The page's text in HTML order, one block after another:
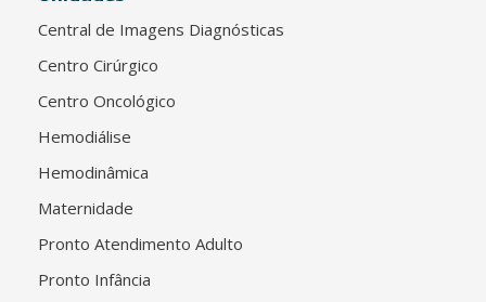
Central de Imagens Diagnósticas
Centro Cirúrgico
Centro Oncológico
Hemodiálise
Hemodinâmica
Maternidade
Pronto Atendimento Adulto
Pronto Infância